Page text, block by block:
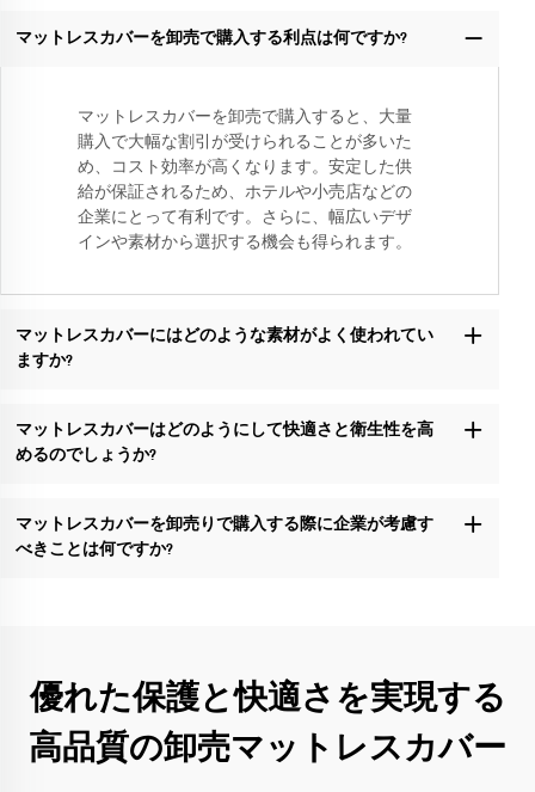
マットレスカバーを卸売で購入する利点は何ですか?
マットレスカバーを卸売で購入すると、大量
購入で大幅な割引が受けられることが多いた
め、コスト効率が高くなります。安定した供
給が保証されるため、ホテルや小売店などの
企業にとって有利です。さらに、幅広いデザ
インや素材から選択する機会も得られます。
マットレスカバーにはどのような素材がよく使われてい
ますか?
マットレスカバーはどのようにして快適さと衛生性を高
めるのでしょうか?
マットレスカバーを卸売りで購入する際に企業が考慮す
べきことは何ですか?
優れた保護と快適さを実現する
高品質の卸売マットレスカバー